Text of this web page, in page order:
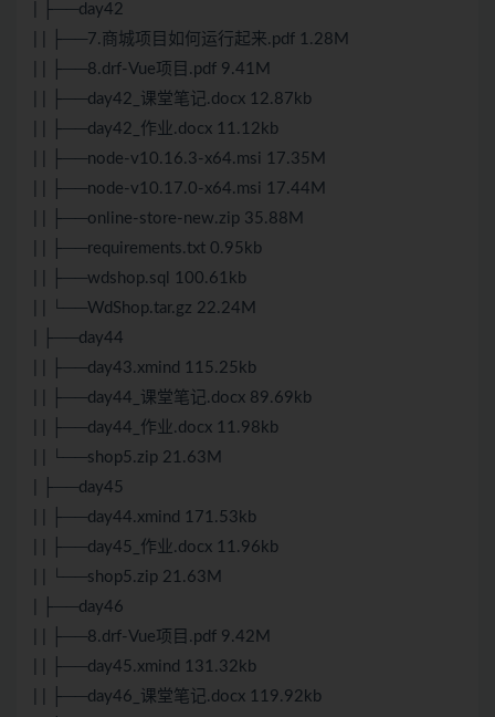
| ├──day42
| | ├──7.商城项目如何运行起来.pdf 1.28M
| | ├──8.drf-Vue项目.pdf 9.41M
| | ├──day42_课堂笔记.docx 12.87kb
| | ├──day42_作业.docx 11.12kb
| | ├──node-v10.16.3-x64.msi 17.35M
| | ├──node-v10.17.0-x64.msi 17.44M
| | ├──online-store-new.zip 35.88M
| | ├──requirements.txt 0.95kb
| | ├──wdshop.sql 100.61kb
| | └──WdShop.tar.gz 22.24M
| ├──day44
| | ├──day43.xmind 115.25kb
| | ├──day44_课堂笔记.docx 89.69kb
| | ├──day44_作业.docx 11.98kb
| | └──shop5.zip 21.63M
| ├──day45
| | ├──day44.xmind 171.53kb
| | ├──day45_作业.docx 11.96kb
| | └──shop5.zip 21.63M
| ├──day46
| | ├──8.drf-Vue项目.pdf 9.42M
| | ├──day45.xmind 131.32kb
| | ├──day46_课堂笔记.docx 119.92kb